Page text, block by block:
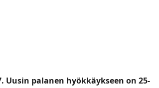
Uusin palanen hyökkäykseen on 25-